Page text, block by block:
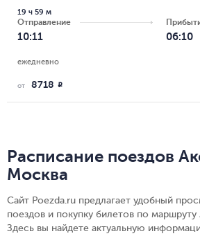
Отправление
10:11
19 ч 59 м
06:10
ежедневно
от 8718 R
Расписание поездов
Москва
Сайт Poezda.ru предлагает удобный
поездов и покупку билетов по
Здесь вы найдете актуальную